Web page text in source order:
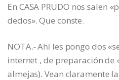
En CASA PRUDO nos salen
dedos». Que conste.
NOTA.- Ahí les pongo dos
internet , de preparación de
almejas). Vean claramente